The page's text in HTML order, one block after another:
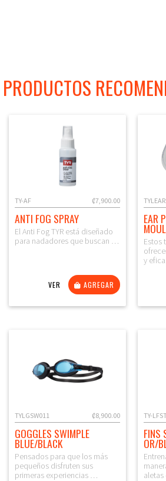
PRODUCTOS
₡7,900.00
TY-AF
ANTI FOG SPRAY
El Anti Fog TYR está diseñado
para nadadores que buscan …
VER AGREGAR
EAR
Estos
y
₡8,900.00
TYLGSW011
GOGGLES SWIMPLE
BLUE/BLACK
Pensados para que los más
pequeños disfruten sus
primeras experiencias …
TY-
FINS
OR/